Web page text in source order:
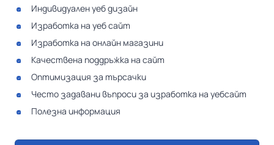
Индивидуален уеб дизайн
Изработка на уеб сайт
Изработка на онлайн магазини
Качествена поддръжка на сайт
Оптимизация за търсачки
Често задавани въпроси за изработка на уебсайт
Полезна информация